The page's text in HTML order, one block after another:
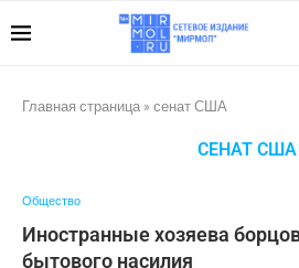
Главная страница » сенат США
СЕНАТ США
Общество
Иностранные хозяева
бытового насилия